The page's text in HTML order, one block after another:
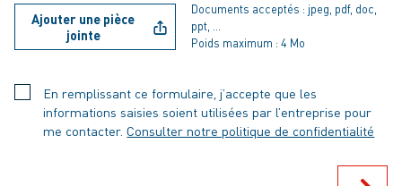
Ajouter une pièce
jointe
Documents acceptés : jpeg, pdf, doc,
ppt, …
Poids maximum : 4 Mo
En remplissant ce formulaire, j’accepte que les
informations saisies soient utilisées par l’entreprise pour
me contacter.Consulter notre politique de confidentialité